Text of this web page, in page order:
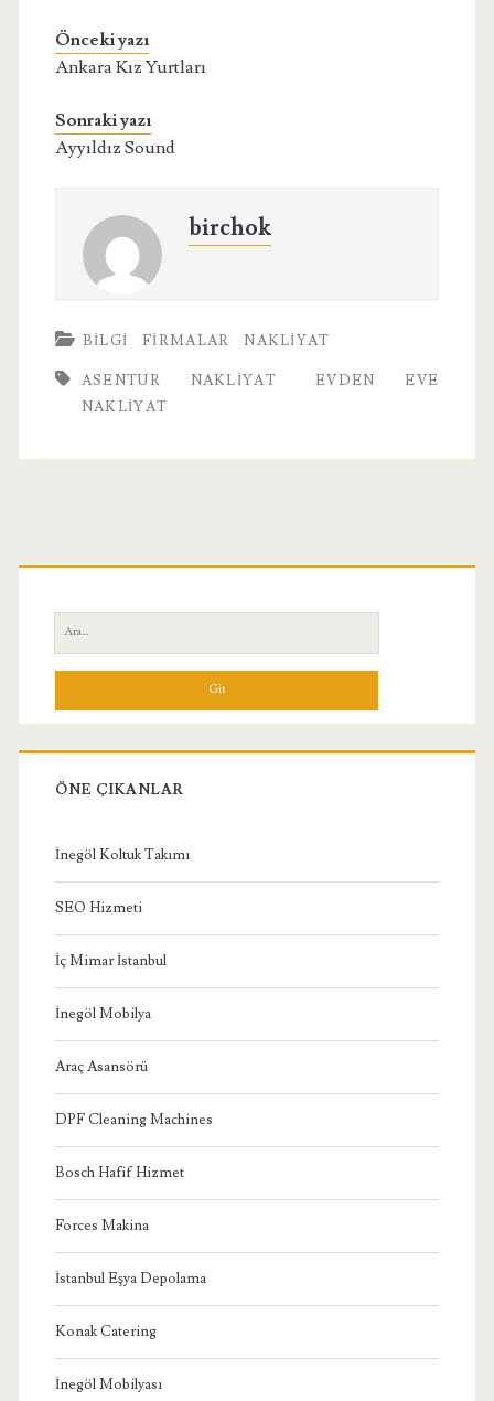
Önceki yazı
Ankara Kız Yurtları
Sonraki yazı
Ayyıldız Sound
birchok
BILGI FIRMALAR NAKLIYAT
ASENTUR NAKLIYAT
EVDEN EVE
NAKLIYAT
Birincil
Yan
Menü
Ara:
ÖNE ÇIKANLAR
İnegöl Koltuk Takımı
SEO Hizmeti
İç Mimar İstanbul
İnegöl Mobilya
Araç Asansörü
DPF Cleaning Machines
Bosch Hafif Hizmet
Forces Makina
İstanbul Eşya Depolama
Konak Catering
İnegöl Mobilyası